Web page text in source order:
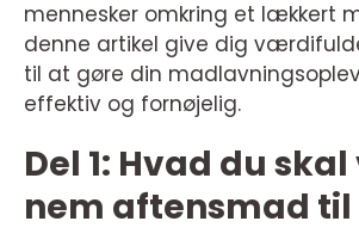
mennesker omkring et lækkert
denne artikel give dig
til at gøre din
effektiv og fornøjelig.
Del 1: Hvad du
nem aftensmad